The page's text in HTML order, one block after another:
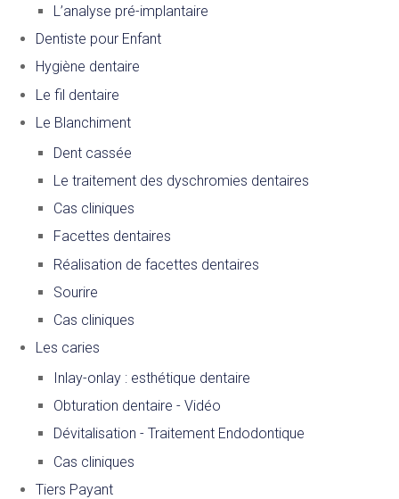
L’analyse pré-implantaire
Dentiste pour Enfant
Hygiène dentaire
Le fil dentaire
Le Blanchiment
Dent cassée
Le traitement des dyschromies dentaires
Cas cliniques
Facettes dentaires
Réalisation de facettes dentaires
Sourire
Cas cliniques
Les caries
Inlay-onlay : esthétique dentaire
Obturation dentaire - Vidéo
Dévitalisation - Traitement Endodontique
Cas cliniques
Tiers Payant